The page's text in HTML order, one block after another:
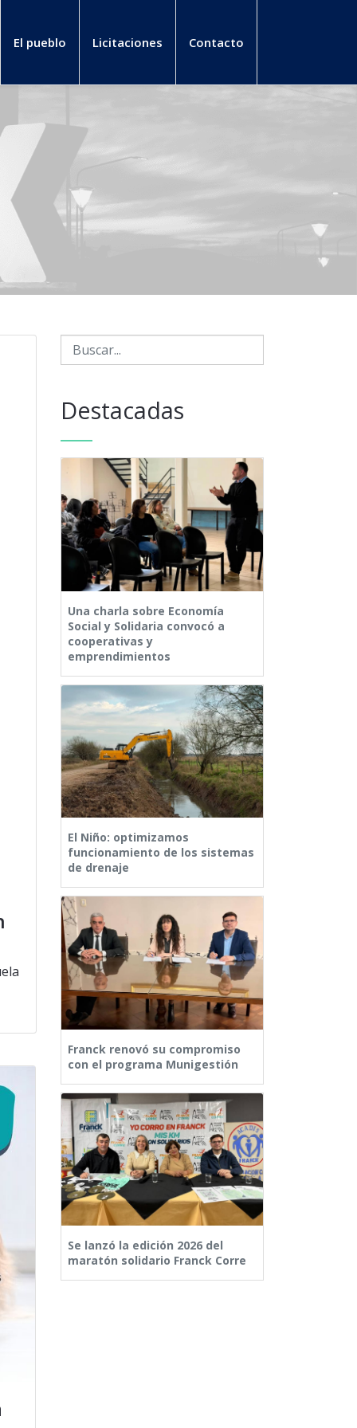
El pueblo Licitaciones Contacto
Destacadas
Una charla sobre Economía
Social y Solidaria convocó a
cooperativas y
emprendimientos
El Niño: optimizamos
funcionamiento de los sistemas
de drenaje
Franck renovó su compromiso
con el programa Munigestión
Se lanzó la edición 2026 del
maratón solidario Franck Corre